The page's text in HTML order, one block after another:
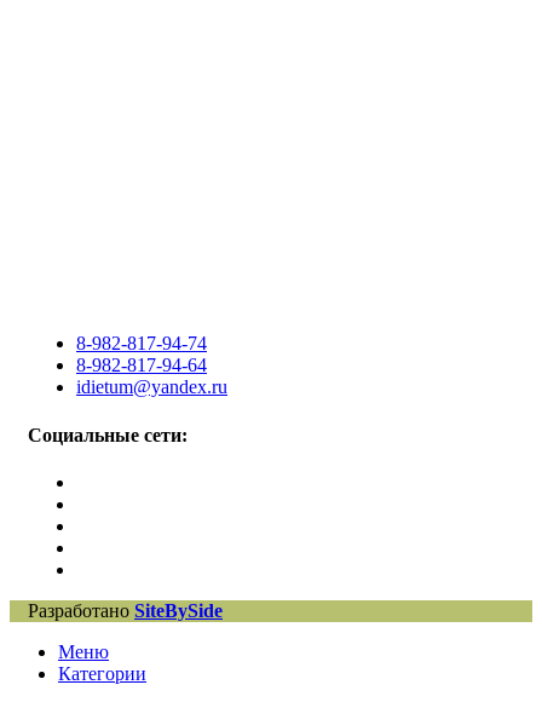
8-982-817-94-74
8-982-817-94-64
idietum@yandex.ru
Социальные сети:
Разработано SiteBySide
Меню
Категории